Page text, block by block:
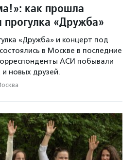
как прошла
«Дружба»
«Дружба» и концерт под
в Москве в последние
АСИ побывали
и новых друзей.